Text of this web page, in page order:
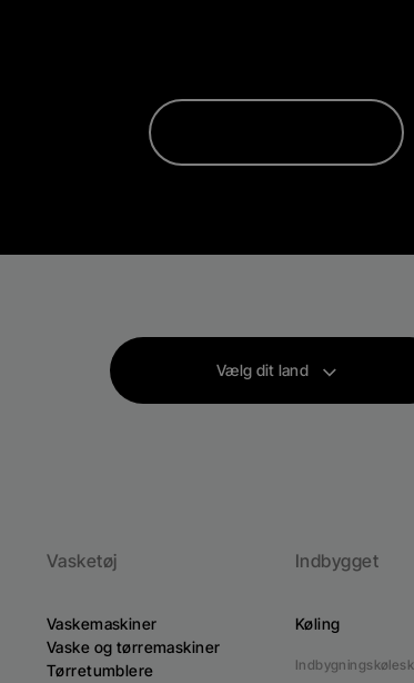
Vælg dit land
Vasketøj
Vaskemaskiner
Vaske og tørremaskiner
Tørretumblere
Indbygget
Køling